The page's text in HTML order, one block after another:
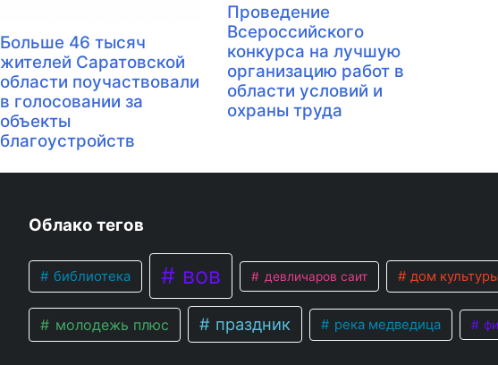
​Больше 46 тысяч
жителей Саратовской
области поучаствовали
в голосовании за
объекты
благоустройств
Проведение
Всероссийского
конкурса на лучшую
организацию работ в
области условий и
охраны труда
Облако тегов
библиотека вов девличаров саит дом культуры
молодежь плюс праздник река медведица